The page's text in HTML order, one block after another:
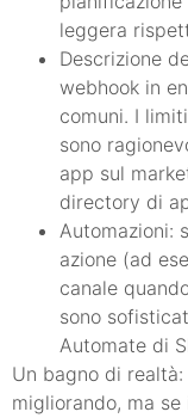
leggera
Descrizione
webhook in
comuni. I
sono
app sul
directory di
Automazioni:
azione (ad
canale
sono
Automate di
Un bagno di
migliorando, ma